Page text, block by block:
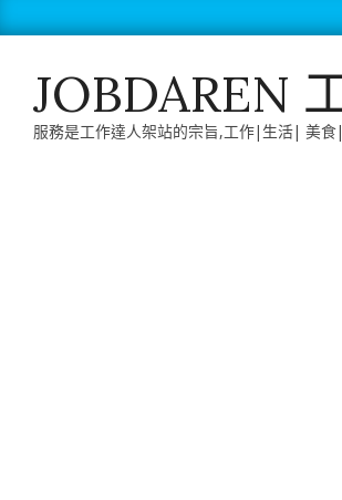
to
JOBDAREN
服務是工作達人架站的宗旨,工作|生活| 美